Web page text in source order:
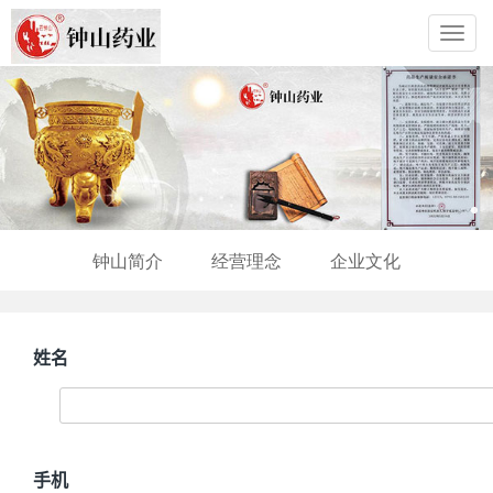
钟山简介 经营理念 企业文化
姓名
手机